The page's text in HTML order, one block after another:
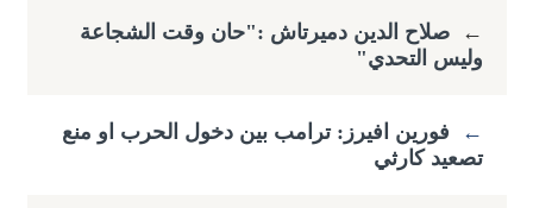
←
صلاح الدين دميرتاش :"حان وقت الشجاعة
وليس التحدي"
←
فورين افيرز: ترامب بين دخول الحرب او منع
تصعيد كارثي